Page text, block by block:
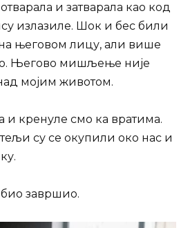
и затварала као код
излазиле. Шок и бес били
његовом лицу, али више
Његово мишљење није
мојим животом.
и кренуле смо ка вратима.
су се окупили око нас и
завршио.